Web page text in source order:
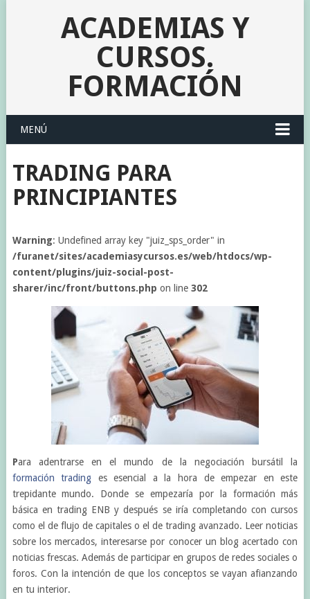
ACADEMIAS Y
CURSOS.
FORMACIÓN
MENÚ
TRADING PARA
PRINCIPIANTES
Warning: Undefined array key "juiz_sps_order" in
/furanet/sites/academiasycursos.es/web/htdocs/wp-
content/plugins/juiz-social-post-
sharer/inc/front/buttons.php on line 302
Para adentrarse en el mundo de la negociación bursátil la
formación trading es esencial a la hora de empezar en este
trepidante mundo. Donde se empezaría por la formación más
básica en trading ENB y después se iría completando con cursos
como el de flujo de capitales o el de trading avanzado. Leer noticias
sobre los mercados, interesarse por conocer un blog acertado con
noticias frescas. Además de participar en grupos de redes sociales o
foros. Con la intención de que los conceptos se vayan afianzando
en tu interior.